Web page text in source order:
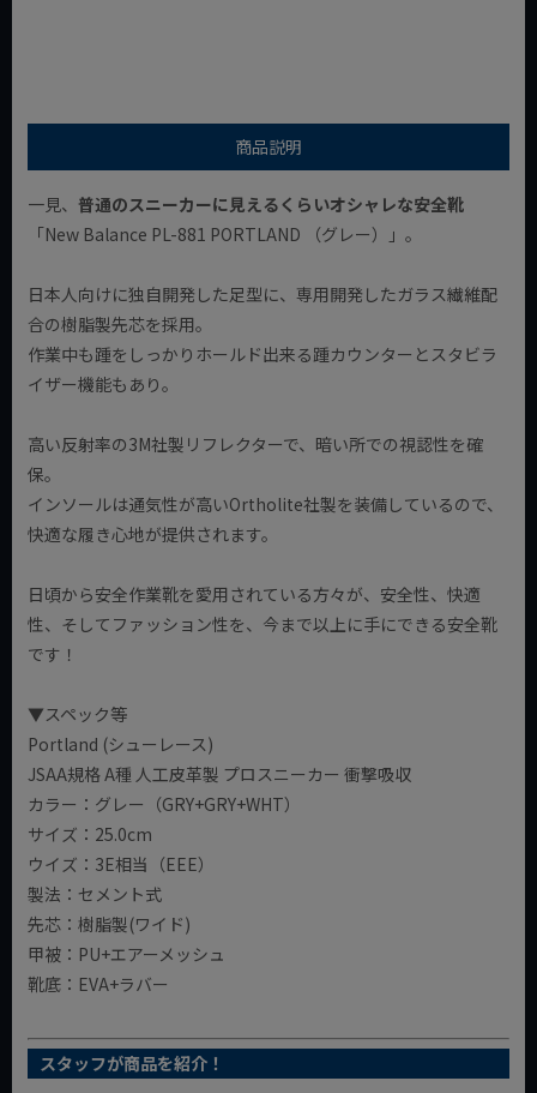
商品説明
一見、 普通のスニーカーに見えるくらいオシャレな安全靴
「New Balance PL-881 PORTLAND （グレー）」。
日本人向けに独自開発した足型に、専用開発したガラス繊維配
合の樹脂製先芯を採用。
作業中も踵をしっかりホールド出来る踵カウンターとスタビラ
イザー機能もあり。
高い反射率の3M社製リフレクターで、暗い所での視認性を確
保。
インソールは通気性が高いOrtholite社製を装備しているので、
快適な履き心地が提供されます。
日頃から安全作業靴を愛用されている方々が、安全性、快適
性、そしてファッション性を、今まで以上に手にできる安全靴
です！
▼スペック等
Portland (シューレース)
JSAA規格 A種 人工皮革製 プロスニーカー 衝撃吸収
カラー：グレー（GRY+GRY+WHT）
サイズ：25.0cm
ウイズ：3E相当（EEE）
製法：セメント式
先芯：樹脂製(ワイド)
甲被：PU+エアーメッシュ
靴底：EVA+ラバー
スタッフが商品を紹介！